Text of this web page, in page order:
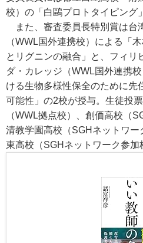
校）の「白鷗プロトタイピング
また、審査委員長特別賞は台
（WWL国外連携校）による「
とリグニンの融合」と、フィリ
ダ・カレッジ（WWL国外連携
ける生物多様性保全のために先
可能性」の2校が授与。生徒投
（WWL拠点校）、創価高校（
清教学園高校（SGHネットワ
東高校（SGHネットワーク参加